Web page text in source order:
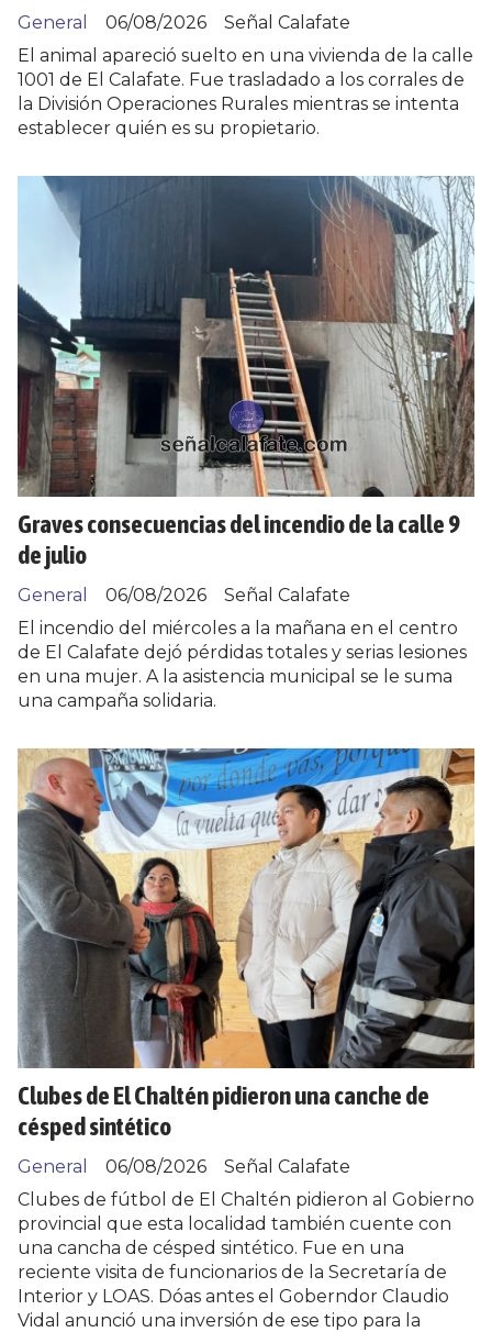
Señal Calafate
General
06/08/2026
El animal apareció suelto en una vivienda de la calle
1001 de El Calafate. Fue trasladado a los corrales de
la División Operaciones Rurales mientras se intenta
establecer quién es su propietario.
Graves consecuencias del incendio de la calle 9
de julio
Señal Calafate
General
06/08/2026
El incendio del miércoles a la mañana en el centro
de El Calafate dejó pérdidas totales y serias lesiones
en una mujer. A la asistencia municipal se le suma
una campaña solidaria.
Clubes de El Chaltén pidieron una canche de
césped sintético
Señal Calafate
General
06/08/2026
Clubes de fútbol de El Chaltén pidieron al Gobierno
provincial que esta localidad también cuente con
una cancha de césped sintético. Fue en una
reciente visita de funcionarios de la Secretaría de
Interior y LOAS. Dóas antes el Goberndor Claudio
Vidal anunció una inversión de ese tipo para la